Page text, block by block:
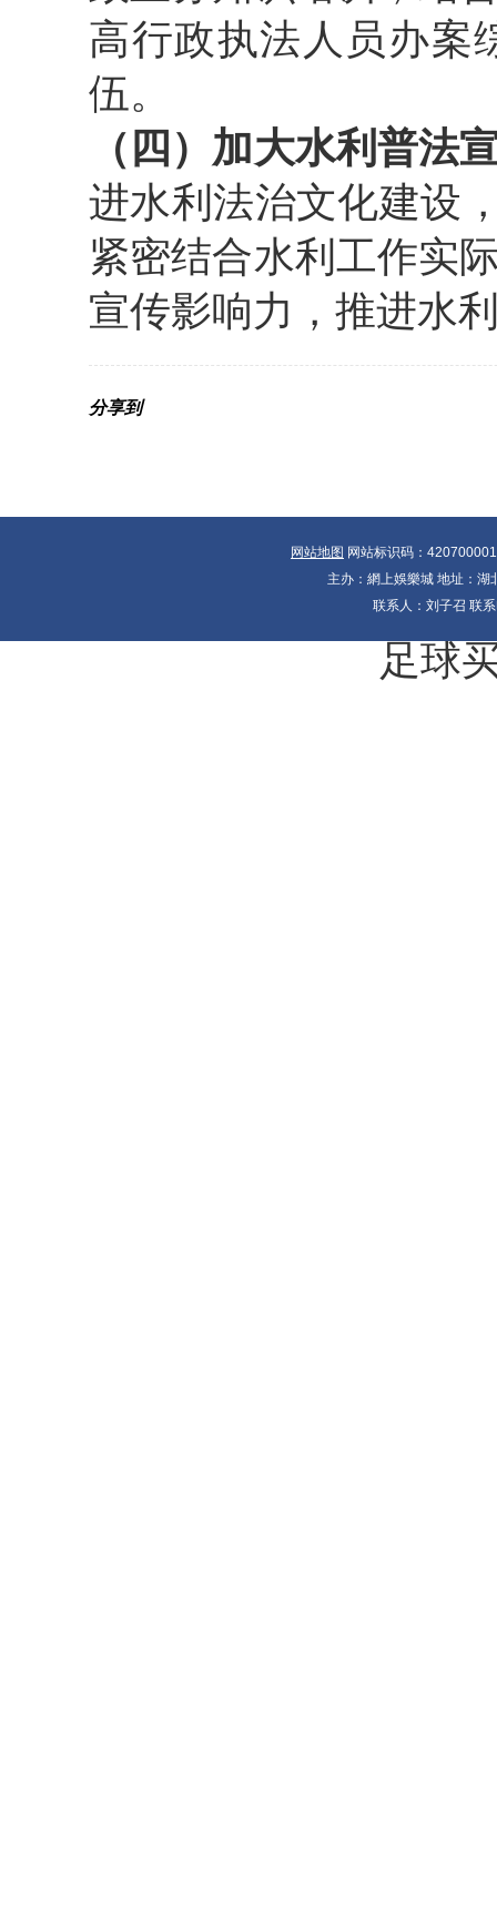
高行政执法人员办案
伍。
（四）加大水利普法
进水利法治文化建设
紧密结合水利工作实
宣传影响力，推进水
分享到
网站地图 网站标识码：
主办：網上娛樂城 地址：
联系人：刘子召 联
足球